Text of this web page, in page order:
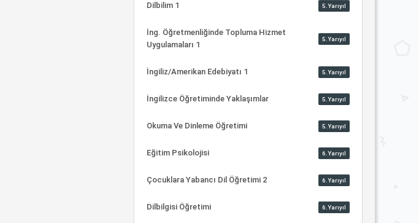
Dilbilim 1 5.Yarıyıl
İng. Öğretmenliğinde Topluma Hizmet
Uygulamaları 1
5.Yarıyıl
İngiliz/Amerikan Edebiyatı 1 5.Yarıyıl
İngilizce Öğretiminde Yaklaşımlar 5.Yarıyıl
Okuma Ve Dinleme Öğretimi 5.Yarıyıl
Eğitim Psikolojisi 6.Yarıyıl
Çocuklara Yabancı Dil Öğretimi 2 6.Yarıyıl
Dilbilgisi Öğretimi 6.Yarıyıl